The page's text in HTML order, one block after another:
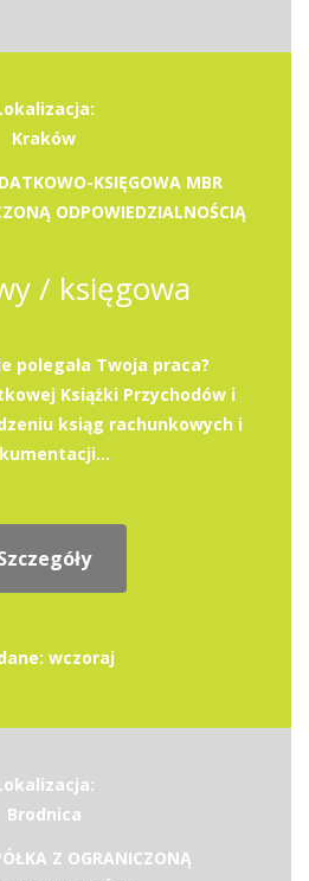
Kraków
KSIĘGOWA MBR
ODPOWIEDZIALNOŚCIĄ
/ księgowa
polegała Twoja praca?
Książki Przychodów i
ksiąg rachunkowych i
wczoraj
Brodnica
Z OGRANICZONĄ